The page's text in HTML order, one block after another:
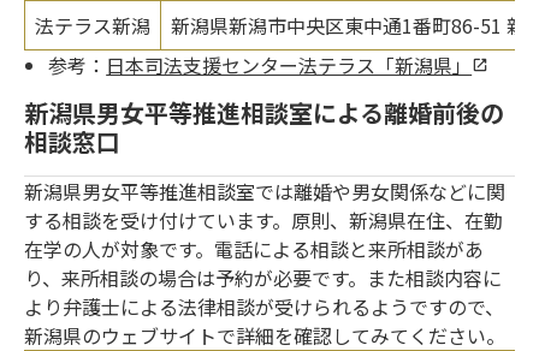
法テラス新潟
新潟県新潟市中央区東中通1番町86-51 新
参考： 日本司法支援センター法テラス「新潟県」
新潟県男女平等推進相談室による離婚前後の
相談窓口
新潟県男女平等推進相談室では離婚や男女関係などに関
する相談を受け付けています。原則、新潟県在住、在勤
在学の人が対象です。電話による相談と来所相談があ
り、来所相談の場合は予約が必要です。また相談内容に
より弁護士による法律相談が受けられるようですので、
新潟県のウェブサイトで詳細を確認してみてください。